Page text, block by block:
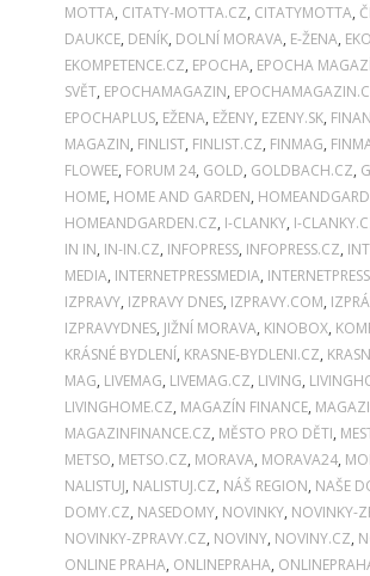
MOTTA, CITATY-MOTTA.CZ, CITATYMOTTA,
DAUKCE, DENÍK, DOLNÍ MORAVA, E-ŽENA,
EKOMPETENCE.CZ, EPOCHA, EPOCHA
SVĚT, EPOCHAMAGAZIN,
EPOCHAPLUS, EŽENA, EŽENY, EZENY.SK,
MAGAZIN, FINLIST, FINLIST.CZ, FINMAG,
FLOWEE, FORUM 24, GOLD, GOLDBACH.CZ,
HOME, HOME AND GARDEN,
HOMEANDGARDEN.CZ, I-CLANKY, I-
IN IN, IN-IN.CZ, INFOPRESS, INFOPRESS.CZ,
MEDIA, INTERNETPRESSMEDIA,
IZPRAVY, IZPRAVY DNES, IZPRAVY.COM,
IZPRAVYDNES, JIŽNÍ MORAVA, KINOBOX,
KRÁSNÉ BYDLENÍ, KRASNE-BYDLENI.CZ,
MAG, LIVEMAG, LIVEMAG.CZ, LIVING,
LIVINGHOME.CZ, MAGAZÍN FINANCE,
MAGAZINFINANCE.CZ, MĚSTO PRO DĚTI,
METSO, METSO.CZ, MORAVA, MORAVA24,
NALISTUJ, NALISTUJ.CZ, NÁŠ REGION, NAŠE
DOMY.CZ, NASEDOMY, NOVINKY, NOVINKY-
NOVINKY-ZPRAVY.CZ, NOVINY, NOVINY.CZ,
ONLINE PRAHA, ONLINEPRAHA,